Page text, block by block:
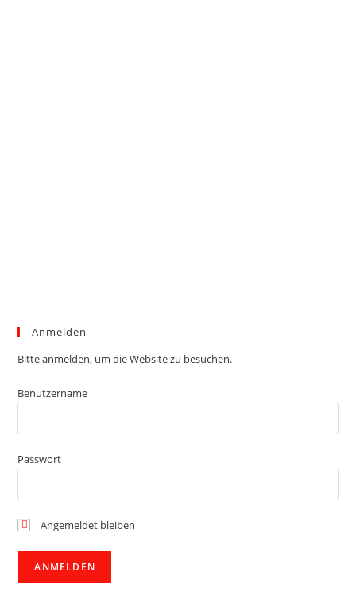
Anmelden
Bitte anmelden, um die Website zu besuchen.
Benutzername
Passwort
Angemeldet bleiben